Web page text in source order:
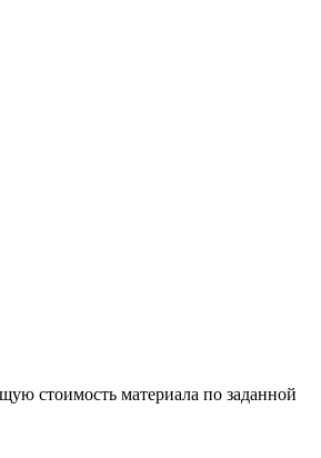
стоимость материала по заданной